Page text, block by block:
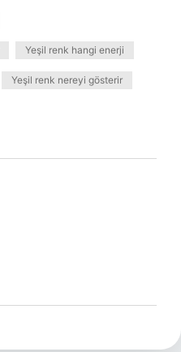
Yeşil renk hangi enerji
Yeşil renk nereyi gösterir